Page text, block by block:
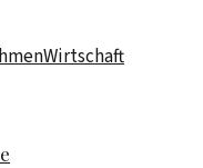
Wirtschaft